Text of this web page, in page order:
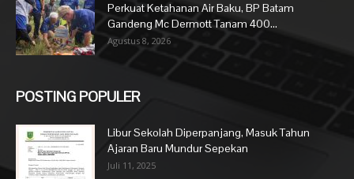
Perkuat Ketahanan Air Baku, BP Batam
Gandeng Mc Dermott Tanam 400...
Agustus 8, 2026
POSTING POPULER
Libur Sekolah Diperpanjang, Masuk Tahun
Ajaran Baru Mundur Sepekan
Juli 11, 2025